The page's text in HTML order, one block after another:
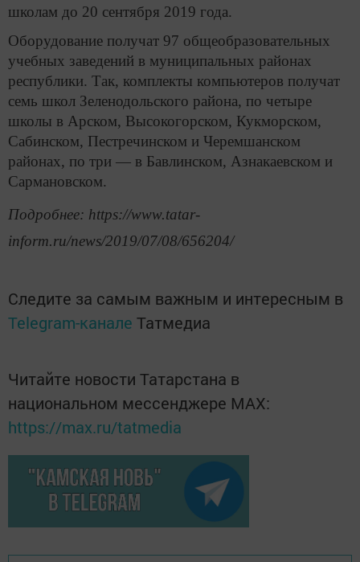
школам до 20 сентября 2019 года.
Оборудование получат 97 общеобразовательных
учебных заведений в муниципальных районах
республики. Так, комплекты компьютеров получат
семь школ Зеленодольского района, по четыре
школы в Арском, Высокогорском, Кукморском,
Сабинском, Пестречинском и Черемшанском
районах, по три — в Бавлинском, Азнакаевском и
Сармановском.
Подробнее: https://www.tatar-
inform.ru/news/2019/07/08/656204/
Следите за самым важным и интересным в
Telegram-канале Татмедиа
Читайте новости Татарстана в
национальном мессенджере MАХ:
https://max.ru/tatmedia